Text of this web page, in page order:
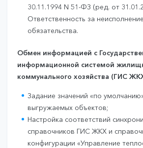
30.11.1994 N 51-ФЗ (ред. от
Ответственность за
обязательства.
Обмен информацией с
информационной системой
коммунального хозяйства (ГИС
Задание значений «по
выгружаемых объектов;
Настройка соответствий
справочников ГИС ЖКХ и
конфигурации «Управление